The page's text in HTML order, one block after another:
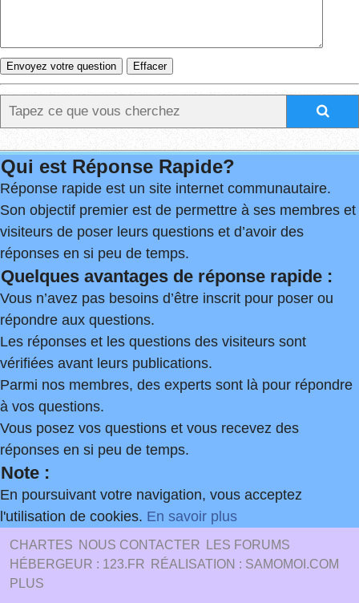
Qui est Réponse Rapide?
Réponse rapide est un site internet communautaire.
Son objectif premier est de permettre à ses membres et
visiteurs de poser leurs questions et d’avoir des
réponses en si peu de temps.
Quelques avantages de réponse rapide :
Vous n’avez pas besoins d’être inscrit pour poser ou
répondre aux questions.
Les réponses et les questions des visiteurs sont
vérifiées avant leurs publications.
Parmi nos membres, des experts sont là pour répondre
à vos questions.
Vous posez vos questions et vous recevez des
réponses en si peu de temps.
Note :
En poursuivant votre navigation, vous acceptez
l'utilisation de cookies. En savoir plus
CHARTES NOUS CONTACTER
LES FORUMS
HÉBERGEUR : 123.FR
RÉALISATION : SAMOMOI.COM
PLUS